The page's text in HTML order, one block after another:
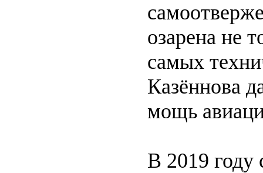
озарена не
самых
Казённова
мощь
В 2019 году